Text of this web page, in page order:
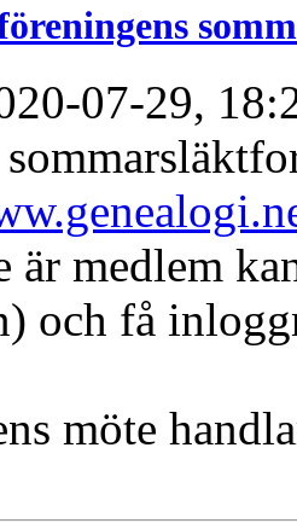
07-29,
är medlem
och få
möte